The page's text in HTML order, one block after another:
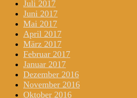
Juli 2017
Juni 2017
Mai 2017
April 2017
März 2017
Februar 2017
Januar 2017
Dezember 2016
November 2016
Oktober 2016